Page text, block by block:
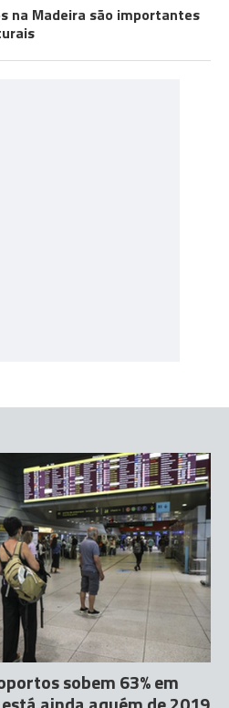
na Madeira são importantes
sobem 63% em